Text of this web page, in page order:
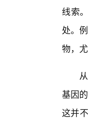
线索
处。
物，
基因
这并